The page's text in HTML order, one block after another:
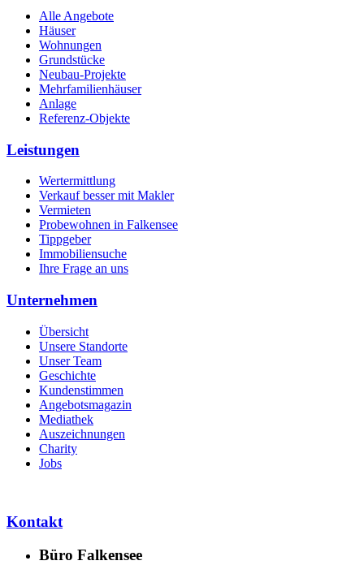
Alle Angebote
Häuser
Wohnungen
Grundstücke
Neubau-Projekte
Mehrfamilienhäuser
Anlage
Referenz-Objekte
Leistungen
Wertermittlung
Verkauf besser mit Makler
Vermieten
Probewohnen in Falkensee
Tippgeber
Immobiliensuche
Ihre Frage an uns
Unternehmen
Übersicht
Unsere Standorte
Unser Team
Geschichte
Kundenstimmen
Angebotsmagazin
Mediathek
Auszeichnungen
Charity
Jobs
Kontakt
Büro Falkensee